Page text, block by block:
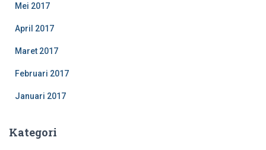
Mei 2017
April 2017
Maret 2017
Februari 2017
Januari 2017
Kategori